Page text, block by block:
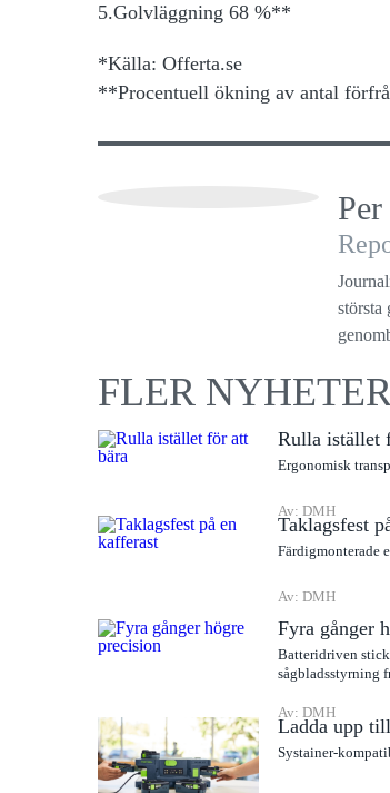
5.Golvläggning 68 %**
*Källa: Offerta.se
**Procentuell ökning av antal
största
FLER
Rulla istället
Ergonomisk
Av: DMH
Taklagsfest
Färdigmonterade
Av: DMH
Fyra gånger
Batteridriven
sågbladsstyrning
Av: DMH
Ladda upp
Systainer-